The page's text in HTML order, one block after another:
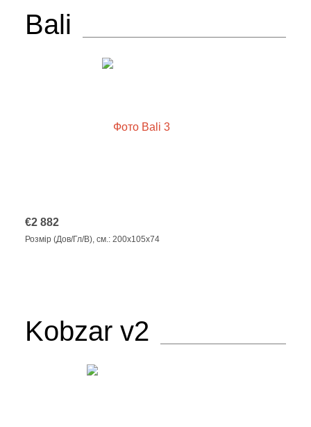
Bali
€2 882
Розмір (Дов/Гл/В), см.: 200x105x74
Kobzar v2